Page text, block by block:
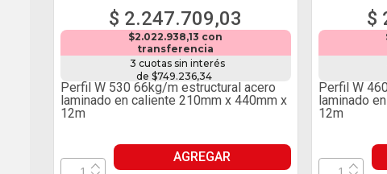
$ 2.247.709,03
$2.022.938,13 con
transferencia
3 cuotas sin interés
de $749.236,34
Perfil W 530 66kg/m estructural acero
laminado en caliente 210mm x 440mm x
12m
AGREGAR
$
Perfil W
laminado
12m